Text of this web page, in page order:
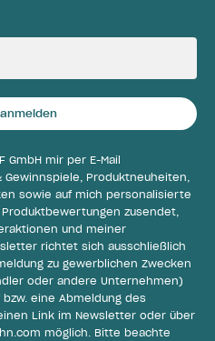
GmbH mir per E-Mail
Produktneuheiten,
sowie auf mich personalisierte
zusendet,
und meiner
richtet sich ausschließlich
zu gewerblichen Zwecken
oder andere Unternehmen)
eine Abmeldung des
Link im Newsletter oder über
möglich. Bitte beachte